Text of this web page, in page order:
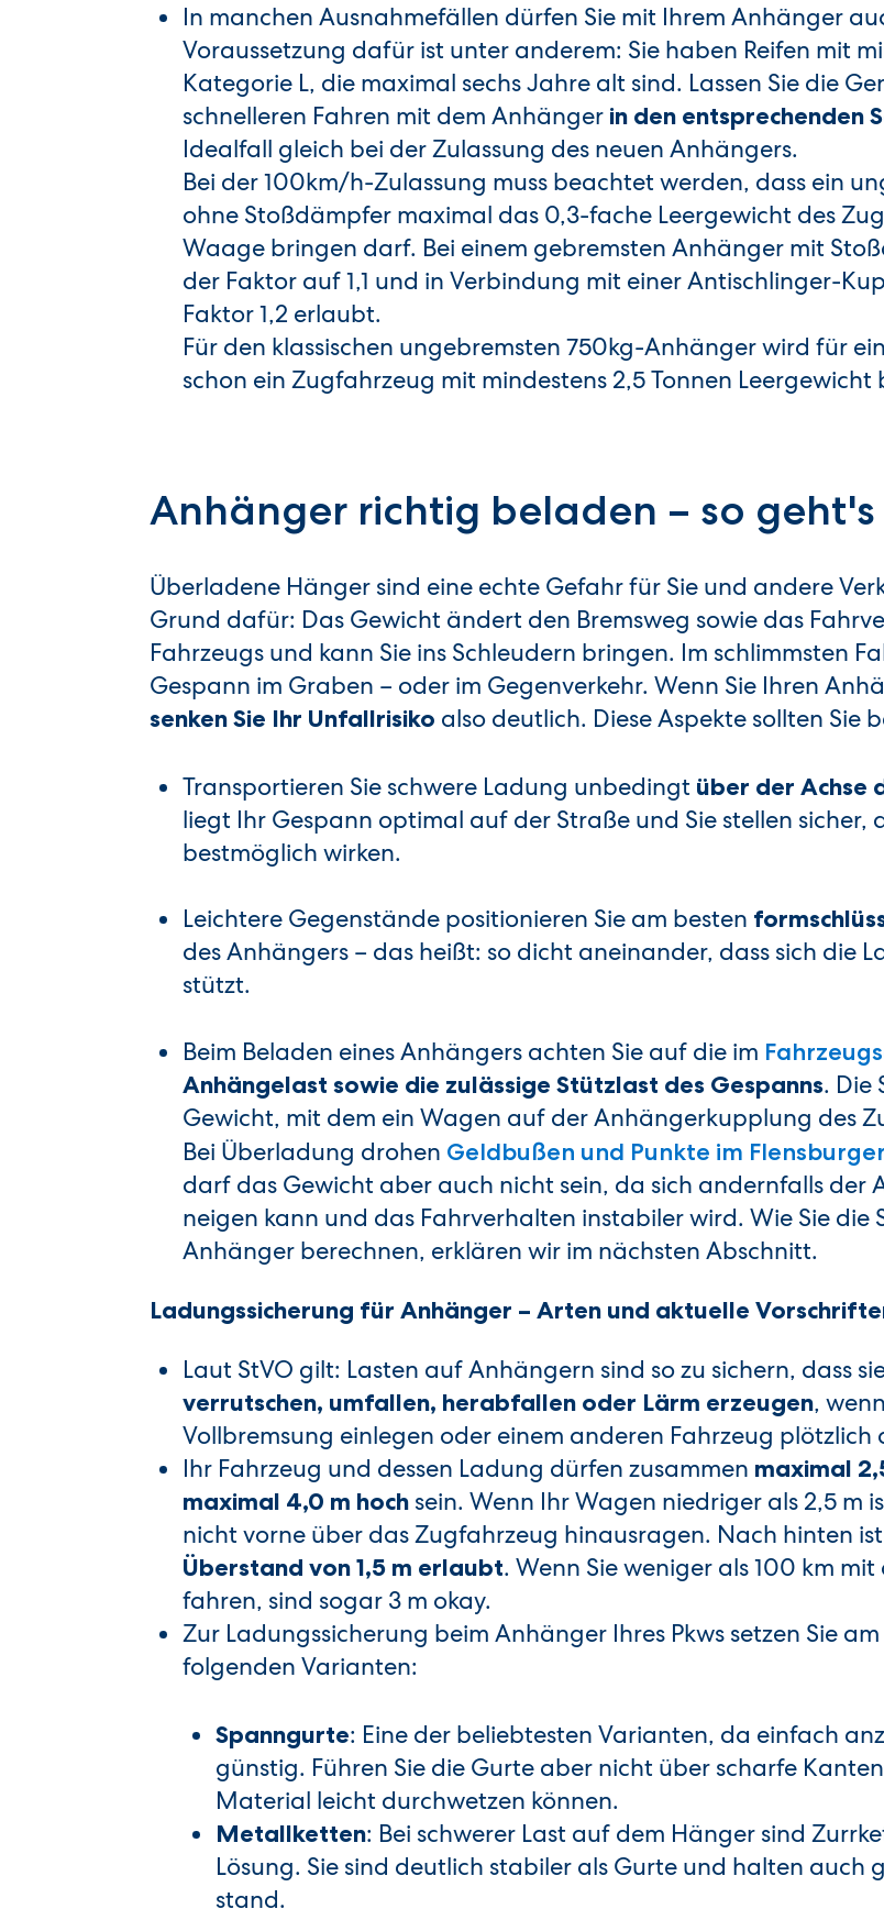
In manchen Ausnahmefällen dürfen Sie mit Ihrem Anhänger
Voraussetzung dafür ist unter anderem: Sie haben Reifen mit
Kategorie L, die maximal sechs Jahre alt sind. Lassen Sie die
schnelleren Fahren mit dem Anhänger in den entsprechenden
Idealfall gleich bei der Zulassung des neuen Anhängers.
Bei der 100km/h-Zulassung muss beachtet werden, dass ein
ohne Stoßdämpfer maximal das 0,3-fache Leergewicht des
Waage bringen darf. Bei einem gebremsten Anhänger mit
der Faktor auf 1,1 und in Verbindung mit einer Antischlinger-
Faktor 1,2 erlaubt.
Für den klassischen ungebremsten 750kg-Anhänger wird für
schon ein Zugfahrzeug mit mindestens 2,5 Tonnen
Anhänger richtig beladen – so geht's
Überladene Hänger sind eine echte Gefahr für Sie und andere
Grund dafür: Das Gewicht ändert den Bremsweg sowie das
Fahrzeugs und kann Sie ins Schleudern bringen. Im schlimmsten
Gespann im Graben – oder im Gegenverkehr. Wenn Sie Ihren
senken Sie Ihr Unfallrisiko also deutlich. Diese Aspekte sollten Sie
Transportieren Sie schwere Ladung unbedingt über der Achse
liegt Ihr Gespann optimal auf der Straße und Sie stellen sicher,
bestmöglich wirken.
Leichtere Gegenstände positionieren Sie am besten
des Anhängers – das heißt: so dicht aneinander, dass sich die
stützt.
Beim Beladen eines Anhängers achten Sie auf die im
Anhängelast sowie die zulässige Stützlast des Gespanns. Die
Gewicht, mit dem ein Wagen auf der Anhängerkupplung des
Bei Überladung drohen Geldbußen und Punkte im
darf das Gewicht aber auch nicht sein, da sich andernfalls der
neigen kann und das Fahrverhalten instabiler wird. Wie Sie die
Anhänger berechnen, erklären wir im nächsten Abschnitt.
Ladungssicherung für Anhänger – Arten und aktuelle
Laut StVO gilt: Lasten auf Anhängern sind so zu sichern, dass
verrutschen, umfallen, herabfallen oder Lärm erzeugen,
Vollbremsung einlegen oder einem anderen Fahrzeug plötzlich
Ihr Fahrzeug und dessen Ladung dürfen zusammen maximal
maximal 4,0 m hoch sein. Wenn Ihr Wagen niedriger als 2,5 m
nicht vorne über das Zugfahrzeug hinausragen. Nach hinten
Überstand von 1,5 m erlaubt. Wenn Sie weniger als 100 km
fahren, sind sogar 3 m okay.
Zur Ladungssicherung beim Anhänger Ihres Pkws setzen Sie
folgenden Varianten:
Spanngurte: Eine der beliebtesten Varianten, da einfach
günstig. Führen Sie die Gurte aber nicht über scharfe
Material leicht durchwetzen können.
Metallketten: Bei schwerer Last auf dem Hänger sind
Lösung. Sie sind deutlich stabiler als Gurte und halten auch
stand.